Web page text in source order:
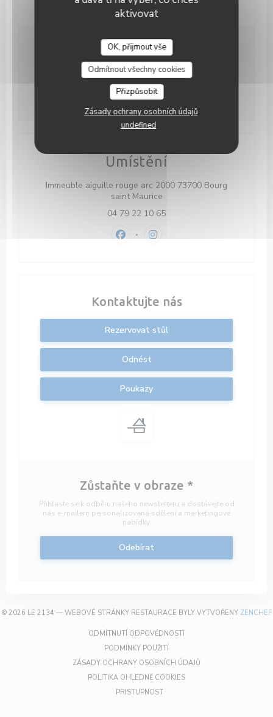
aktivovat
OK, přijmout vše
Odmítnout všechny cookies
Přizpůsobit
Zásady ochrany osobních údajů
undefined
Otevírací hodiny
12:00 - 14:30
Umístění
Immeuble aiguille rouge arc 2000 73700 Bourg
saint Maurice((otevře se v novém okně))
04 79 22 10 65
Facebook ((otevře se v novém
Instagram ((otevře se v
Kontaktujte nás
Rezervovat stůl
Odnést
Poukazy
Zůstaňte v obraze *
Přihlaste se k odběru našeho newsletteru a dostávejte od
nás e-mailem personalizovaná sdělení a marketingové
nabídky.
Odebírat
© 2026 LE 2134 — WEBOVÉ STRÁNKY RESTAURACE BYLY VYTVOŘENY ZENCHEF
ODMÍTNUTÍ ODPOVĚDNOSTI
PODMÍNKY POUŽITÍ
ZÁSADY OCHRANY OSOBNÍCH ÚDAJŮ
POLITIKA OHLEDNĚ COOKIES((OTEVŘE SE V NOVÉM
PRISTUPNOST((OTEVŘE SE V NOVÉM OKNĚ))